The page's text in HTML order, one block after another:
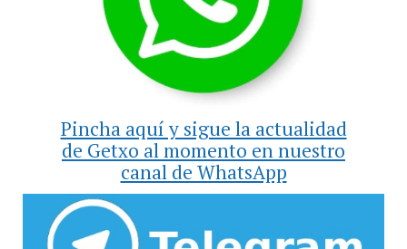
Pincha aquí y sigue la actualidad
de Getxo al momento en nuestro
canal de WhatsApp